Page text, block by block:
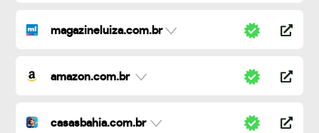
magazineluiza.com.br
amazon.com.br
casasbahia.com.br